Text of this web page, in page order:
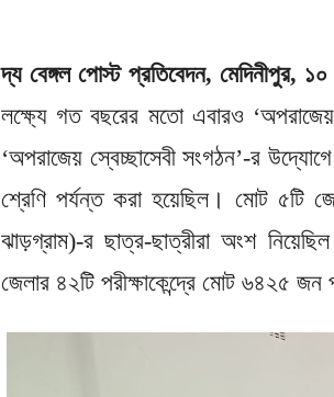
দ্য বেঙ্গল পোস্ট প্রতিবেদন, মেদিনীপুর, ১০
লক্ষ্যে গত বছরের মতো এবারও ‘অপরাজেয়
‘অপরাজেয় স্বেচ্ছাসেবী সংগঠন’-র
শ্রেণি পর্যন্ত করা হয়েছিল। মোট ৫টি
ঝাড়গ্রাম)-র ছাত্র-ছাত্রীরা অংশ
জেলার ৪২টি পরীক্ষাকেন্দ্রে মোট ৬৪২৫ জন